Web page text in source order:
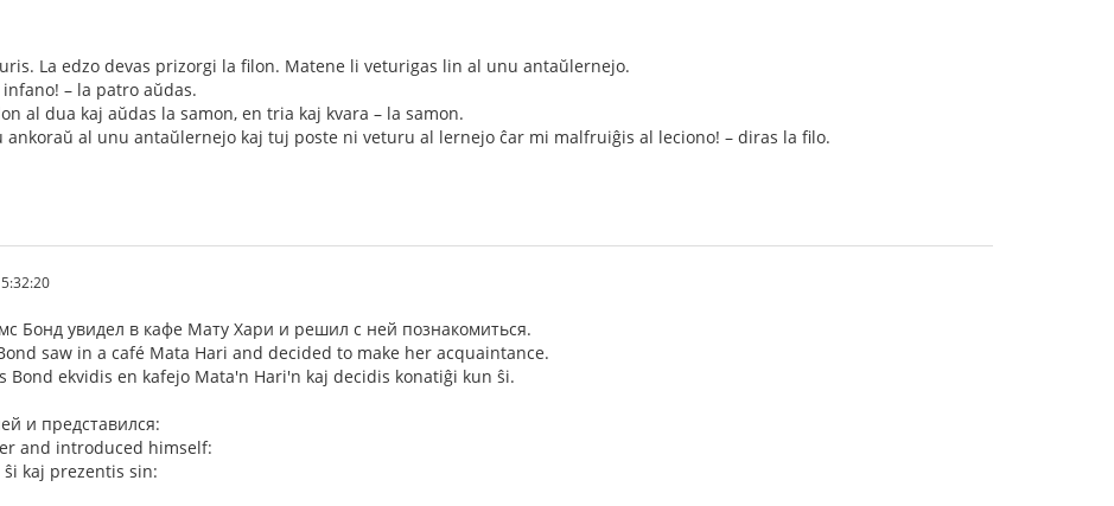
La edzo devas prizorgi la filon. Matene li veturigas lin al unu antaŭlernejo.
– la patro aŭdas.
al dua kaj aŭdas la samon, en tria kaj kvara – la samon.
ankoraŭ al unu antaŭlernejo kaj tuj poste ni veturu al lernejo ĉar mi malfruiĝis al leciono! – diras la filo.
Бонд увидел в кафе Мату Хари и решил с ней познакомиться.
saw in a café Mata Hari and decided to make her acquaintance.
Bond ekvidis en kafejo Mata'n Hari'n kaj decidis konatiĝi kun ŝi.
и представился:
and introduced himself:
kaj prezentis sin: